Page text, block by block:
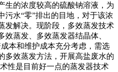
生的浓度较高的硫酸钠溶液，为
污水“零”排出的目地，对于该浓
发解决。现阶段，多效蒸发技术
蒸发、多效蒸发器结晶体、
本和维护成本充分考虑，需选
多效蒸发方法，开展高盐废水的
性是目前好一点的蒸发器技术